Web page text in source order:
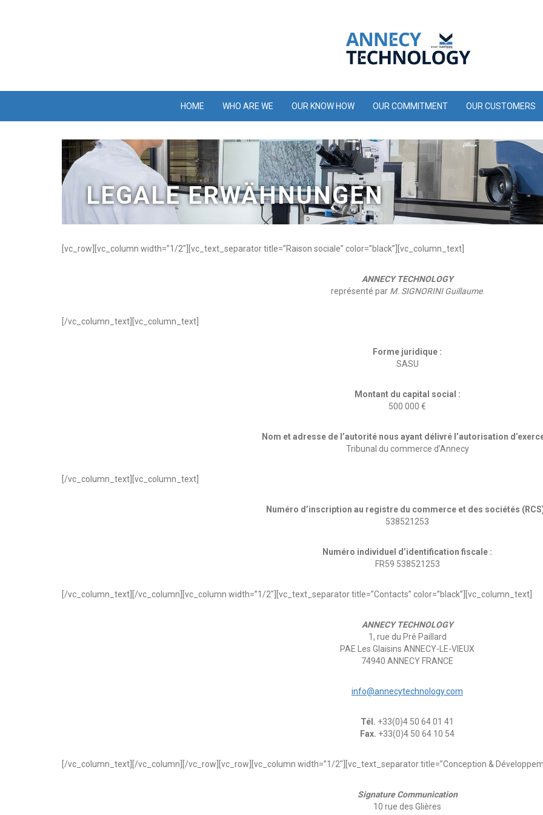
HOME WHO ARE WE OUR KNOW HOW OUR COMMITMENT OUR CUSTOMERS
LEGALE ERWÄHNUNGEN
[vc_row][vc_column width=”1/2″][vc_text_separator title=”Raison sociale” color=”black”][vc_column_text]
ANNECY TECHNOLOGY
représenté par M. SIGNORINI Guillaume.
[/vc_column_text][vc_column_text]
Forme juridique :
SASU
Montant du capital social :
500 000 €
Nom et adresse de l’autorité nous ayant délivré l’autorisation
Tribunal du commerce d’Annecy
[/vc_column_text][vc_column_text]
Numéro d’inscription au registre du commerce et des sociétés
538521253
Numéro individuel d’identification fiscale :
FR59 538521253
[/vc_column_text][/vc_column][vc_column width=”1/2″][vc_text_separator title=”Contacts” color=”black”][vc_column_text]
ANNECY TECHNOLOGY
1, rue du Pré Paillard
PAE Les Glaisins ANNECY-LE-VIEUX
74940 ANNECY FRANCE
info@annecytechnology.com
Tél. +33(0)4 50 64 01 41
Fax. +33(0)4 50 64 10 54
[/vc_column_text][/vc_column][/vc_row][vc_row][vc_column width=”1/2″][vc_text_separator title=”Conception &
Signature Communication
10 rue des Glières